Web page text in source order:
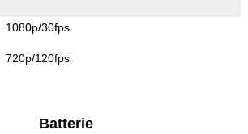
1080p/30fps
720p/120fps
Batterie